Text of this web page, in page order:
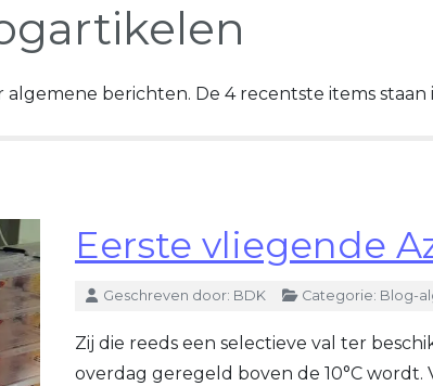
algemene berichten. De 4 recentste items
Eerste vliegende
DetailsGeschreven door: BDK Categorie: Blog-
Zij die reeds een selectieve val ter
overdag geregeld boven de 10°C